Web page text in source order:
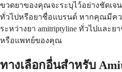
ขวดยาของคุณจะระบุไว้อย่างชัดเจ
ทั่วไปหรือยาชื่อแบรนด์ หากคุณมีคว
ระหว่างยา amitriptyline ทั่วไปและ
หรือแพทย์ของคุณ
ทางเลือกอื่นสำหรับ